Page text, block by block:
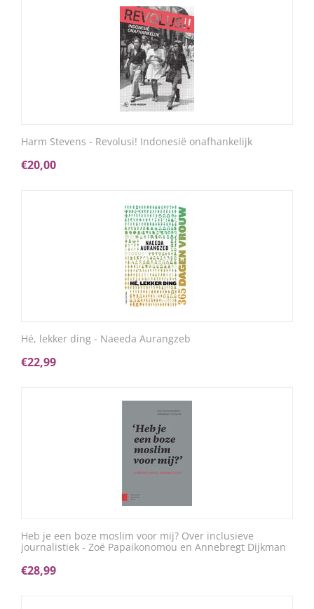
Harm Stevens - Revolusi! Indonesië onafhankelijk
€20,00
Hé, lekker ding - Naeeda Aurangzeb
€22,99
Heb je een boze moslim voor mij? Over inclusieve
journalistiek - Zoë Papaikonomou en Annebregt Dijkman
€28,99